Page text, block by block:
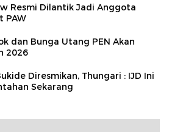
Resmi Dilantik Jadi Anggota
PAW
dan Bunga Utang PEN Akan
2026
Diresmikan, Thungari : IJD Ini
Sekarang